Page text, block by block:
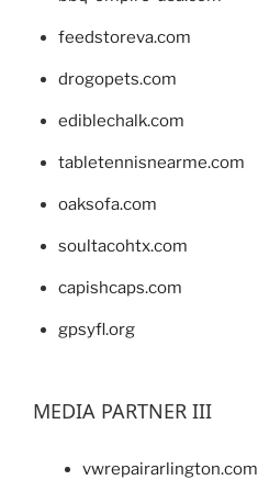
feedstoreva.com
drogopets.com
ediblechalk.com
tabletennisnearme.com
oaksofa.com
soultacohtx.com
capishcaps.com
gpsyfl.org
MEDIA PARTNER III
vwrepairarlington.com